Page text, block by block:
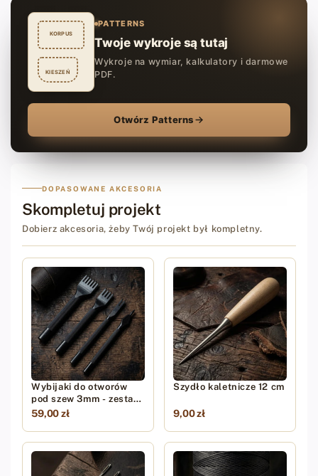
KORPUS
KIESZEŃ
PATTERNS
Twoje wykroje są tutaj
Wykroje na wymiar, kalkulatory i darmowe
PDF.
Otwórz Patterns
DOPASOWANE AKCESORIA
Skompletuj projekt
Dobierz akcesoria, żeby Twój projekt był kompletny.
Wybijaki do otworów
pod szew 3mm - zestaw
4 sztuk
59,00 zł
Szydło kaletnicze 12 cm
9,00 zł